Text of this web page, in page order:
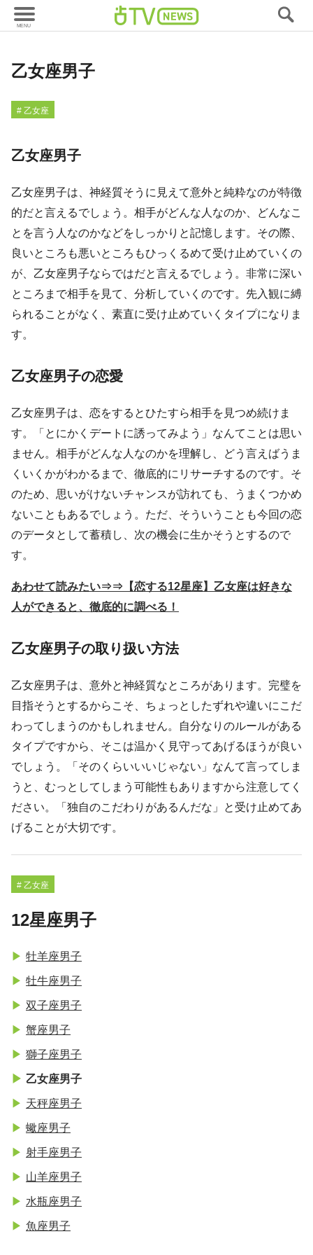
乙女座男子
# 乙女座
乙女座男子
乙女座男子は、神経質そうに見えて意外と純粋なのが特徴
的だと言えるでしょう。相手がどんな人なのか、どんなこ
とを言う人なのかなどをしっかりと記憶します。その際、
良いところも悪いところもひっくるめて受け止めていくの
が、乙女座男子ならではだと言えるでしょう。非常に深い
ところまで相手を見て、分析していくのです。先入観に縛
られることがなく、素直に受け止めていくタイプになりま
す。
乙女座男子の恋愛
乙女座男子は、恋をするとひたすら相手を見つめ続けま
す。「とにかくデートに誘ってみよう」なんてことは思い
ません。相手がどんな人なのかを理解し、どう言えばうま
くいくかがわかるまで、徹底的にリサーチするのです。そ
のため、思いがけないチャンスが訪れても、うまくつかめ
ないこともあるでしょう。ただ、そういうことも今回の恋
のデータとして蓄積し、次の機会に生かそうとするので
す。
あわせて読みたい⇒⇒【恋する12星座】乙女座は好きな
人ができると、徹底的に調べる！
乙女座男子の取り扱い方法
乙女座男子は、意外と神経質なところがあります。完璧を
目指そうとするからこそ、ちょっとしたずれや違いにこだ
わってしまうのかもしれません。自分なりのルールがある
タイプですから、そこは温かく見守ってあげるほうが良い
でしょう。「そのくらいいいじゃない」なんて言ってしま
うと、むっとしてしまう可能性もありますから注意してく
ださい。「独自のこだわりがあるんだな」と受け止めてあ
げることが大切です。
# 乙女座
12星座男子
牡羊座男子
牡牛座男子
双子座男子
蟹座男子
獅子座男子
乙女座男子
天秤座男子
蠍座男子
射手座男子
山羊座男子
水瓶座男子
魚座男子